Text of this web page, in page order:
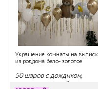
Украшение комнаты на
из роддома бело- золотое
50 шаров с дождиком,
мишка, слоник, облако, аист